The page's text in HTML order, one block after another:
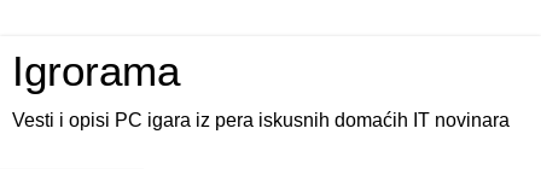
Igrorama
Vesti i opisi PC igara iz pera iskusnih domaćih IT novinara